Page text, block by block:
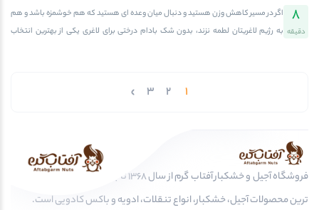
8
دقیقه
اگر در مسیر کاهش وزن هستید و دنبال میان وعده ای هستید که هم خوشمزه باشد و هم
به رژیم لاغریتان لطمه نزند، بدون شک بادام درختی برای لاغری یکی از بهترین انتخاب
داد. راستی اگر دنبال بادام تازه، سالم و بدون افزودنی هستید، فروشگاه آجیل و خشکبار
1
2
3
فروشگاه آجیل و خشکبار آفتاب گرم از سال 1368 تا به امروز، عرضه کننده مرغوب
ترین محصولات آجیل، خشکبار، انواع تنقلات، ادویه و باکس کادویی است.